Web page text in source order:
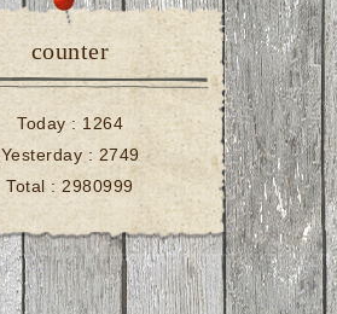
counter
Today : 1264
Yesterday : 2749
Total :2980999